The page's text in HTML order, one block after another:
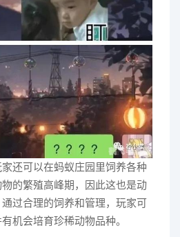
还可以在蚂蚁庄园里饲养各种
的繁殖高峰期，因此这也是动
过合理的饲养和管理，玩家可
机会培育珍稀动物品种。